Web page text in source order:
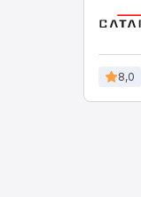
8,0